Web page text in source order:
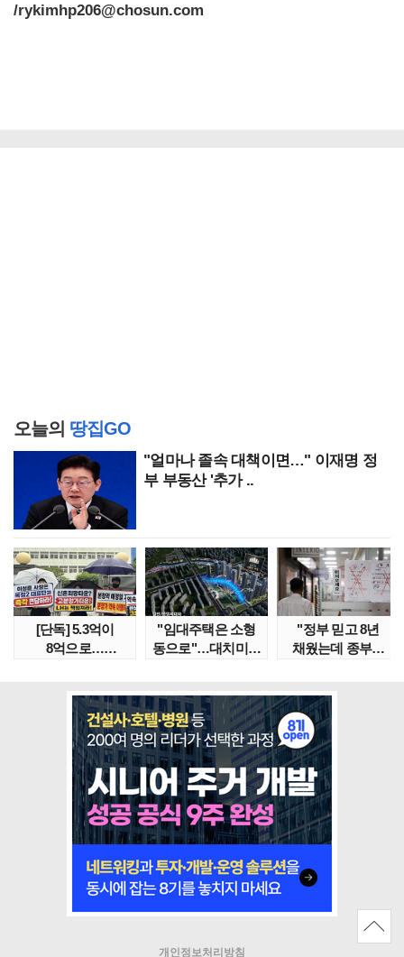
/rykimhp206@chosun.com
오늘의 땅집GO
"얼마나 졸속 대책이면…" 이재명 정
부 부동산 '추가 ..
[단독] 5.3억이
8억으로…
"임대주택은 소형
동으로"…대치미도
"정부 믿고 8년
채웠는데 종부세
개인정보처리방침